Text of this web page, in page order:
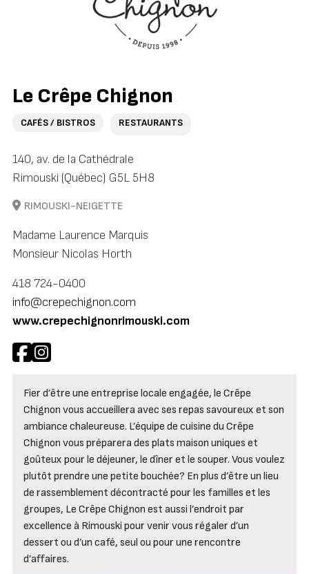
Le Crêpe Chignon
CAFÉS / BISTROS RESTAURANTS
140, av. de la Cathédrale
Rimouski (Québec) G5L 5H8
RIMOUSKI-NEIGETTE
Madame Laurence Marquis
Monsieur Nicolas Horth
418 724-0400
info@crepechignon.com
www.crepechignonrimouski.com
Fier d’être une entreprise locale engagée, le Crêpe
Chignon vous accueillera avec ses repas savoureux et son
ambiance chaleureuse. L’équipe de cuisine du Crêpe
Chignon vous préparera des plats maison uniques et
goûteux pour le déjeuner, le dîner et le souper. Vous voulez
plutôt prendre une petite bouchée? En plus d’être un lieu
de rassemblement décontracté pour les familles et les
groupes, Le Crêpe Chignon est aussi l’endroit par
excellence à Rimouski pour venir vous régaler d’un
dessert ou d’un café, seul ou pour une rencontre
d’affaires.